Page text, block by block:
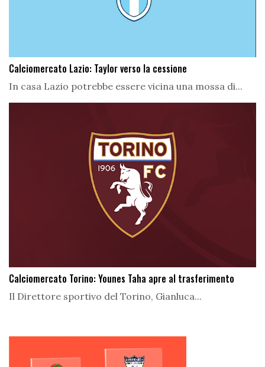
Calciomercato Lazio: Taylor verso la cessione
In casa Lazio potrebbe essere vicina una mossa di...
Calciomercato Torino: Younes Taha apre al trasferimento
Il Direttore sportivo del Torino, Gianluca...